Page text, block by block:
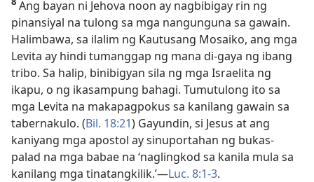
Ang bayan ni Jehova noon ay nagbibigay rin ng
pinansiyal na tulong sa mga nangunguna sa gawain.
Halimbawa, sa ilalim ng Kautusang Mosaiko, ang mga
Levita ay hindi tumanggap ng mana di-gaya ng ibang
tribo. Sa halip, binibigyan sila ng mga Israelita ng
ikapu, o ng ikasampung bahagi. Tumutulong ito sa
mga Levita na makapagpokus sa kanilang gawain sa
tabernakulo. (Bil. 18:21) Gayundin, si Jesus at ang
kaniyang mga apostol ay sinuportahan ng bukas-
palad na mga babae na ‘naglingkod sa kanila mula sa
kanilang mga tinatangkilik.’—Luc. 8:1-3.